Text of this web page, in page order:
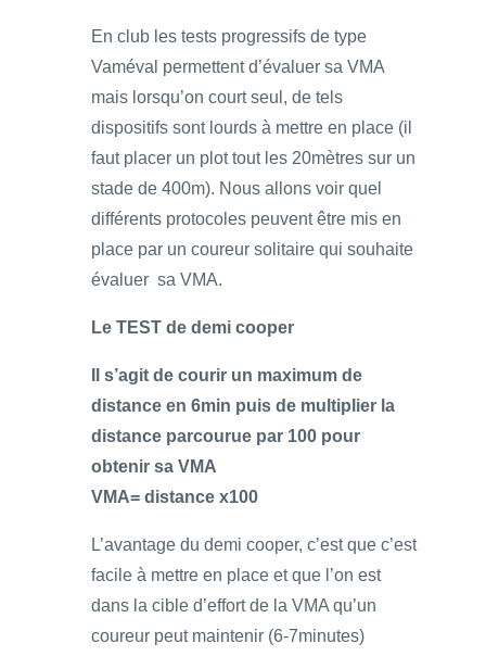
En club les tests progressifs de type
Vaméval permettent d’évaluer sa VMA
mais lorsqu’on court seul, de tels
dispositifs sont lourds à mettre en place (il
faut placer un plot tout les 20mètres sur un
stade de 400m). Nous allons voir quel
différents protocoles peuvent être mis en
place par un coureur solitaire qui souhaite
évaluer sa VMA.
Le TEST de demi cooper
Il s’agit de courir un maximum de
distance en 6min puis de multiplier la
distance parcourue par 100 pour
obtenir sa VMA
VMA= distance x100
L’avantage du demi cooper, c’est que c’est
facile à mettre en place et que l’on est
dans la cible d’effort de la VMA qu’un
coureur peut maintenir (6-7minutes)